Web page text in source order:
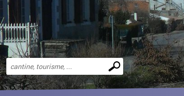
Effectuer
une
recherche